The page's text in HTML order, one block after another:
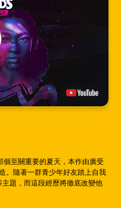
至關重要的夏天，本作由廣受
。隨著一群青少年好友踏上自我
題，而這段經歷將徹底改變他